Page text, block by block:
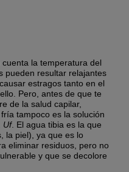
la temperatura del
pueden resultar relajantes
estragos tanto en el
Pero, antes de que te
de la salud capilar,
tampoco es la solución
Uf. El agua tibia es la que
la piel), ya que es lo
eliminar residuos, pero no
y que se decolore